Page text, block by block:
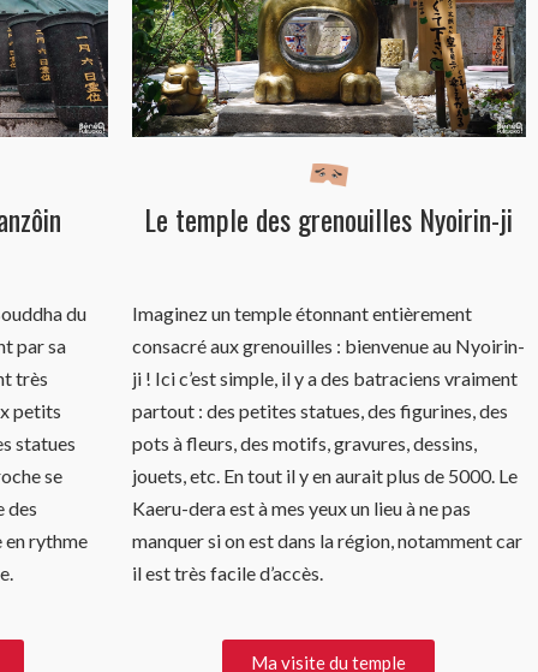
du
par sa
très
petits
statues
se
des
en rythme
Le temple des grenouilles Nyoirin-ji
Imaginez un temple étonnant entièrement
consacré aux grenouilles : bienvenue au Nyoirin-
ji ! Ici c’est simple, il y a des batraciens vraiment
partout : des petites statues, des figurines, des
pots à fleurs, des motifs, gravures, dessins,
jouets, etc. En tout il y en aurait plus de 5000. Le
Kaeru-dera est à mes yeux un lieu à ne pas
manquer si on est dans la région, notamment car
il est très facile d’accès.
Ma visite du temple